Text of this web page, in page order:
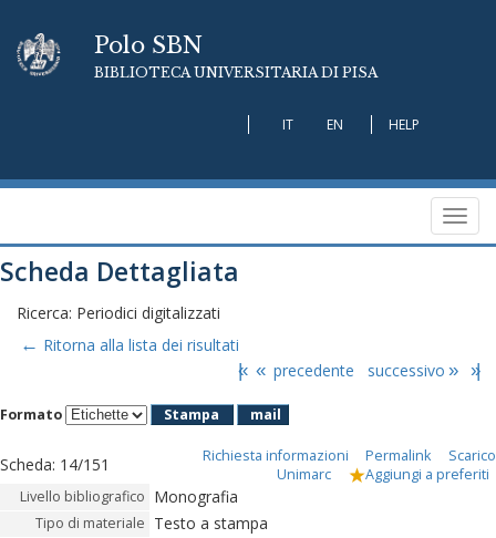
Polo SBN
BIBLIOTECA UNIVERSITARIA DI PISA
IT EN HELP
Scheda Dettagliata
Ricerca: Periodici digitalizzati
← Ritorna alla lista dei risultati
|« « precedente successivo » »|
Formato Stampa mail
Scheda: 14/151 Richiesta informazioni Permalink
Scarico
Unimarc
Aggiungi a preferiti
Livello bibliografico Monografia
Tipo di materiale Testo a stampa